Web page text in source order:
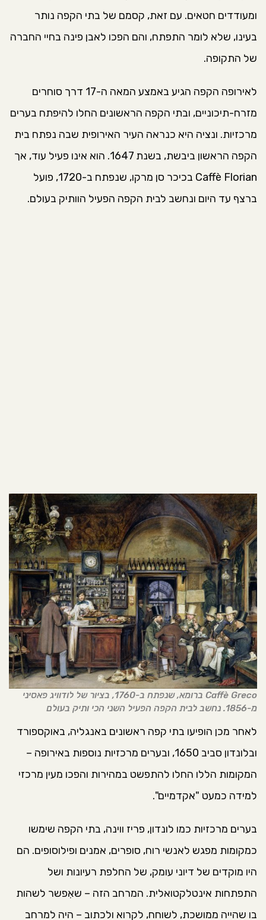
ומעודדים חטאים. עם זאת, קסמם של בתי הקפה נותר
בעינו, שלא לומר התפתח, והם הפכו לאבן פינה בחיי החברה
של התקופה.
לאירופה הקפה הגיע באמצע המאה ה-17 דרך סוחרים
מזרח-תיכוניים, ובתי הקפה הראשונים החלו להיפתח בערים
מרכזיות. ונציה היא כנראה העיר האירופית שבה נפתח בית
הקפה הראשון ביבשת, בשנת 1647. הוא אינו פעיל עוד, אך
Caffè Florian בכיכר סן מרקו, שנפתח ב-1720, פועל
ברצף עד היום ונחשב לבית הקפה הפעיל הוותיק בעולם.
Caffè Greco ברומא, שנפתח ב-1760, בציור של לודוויג פאסיני
מ-1856. נחשב לבית הקפה הפעיל השני הכי ותיק בעולם
לאחר מכן הופיעו בתי קפה ראשונים באנגליה, באוקספורד
ובלונדון סביב 1650, ובערים מרכזיות נוספות באירופה –
המקומות הללו החלו להתפשט במהירות והפכו מעין מרכזי
למידה כמעט "אקדמיים".
בערים מרכזיות כמו לונדון, פריז ווינה, בתי הקפה שימשו
כמקומות מפגש לאנשי רוח, סופרים, אמנים ופילוסופים. הם
היו מוקדים של דיוני עומק, של החלפת רעיונות ושל
התפתחות אינטלקטואלית. המרחב הזה – שאִפשר לשהות
בו שהייה ממושכת, לשוחח, לקרוא ולכתוב – היה למרחב